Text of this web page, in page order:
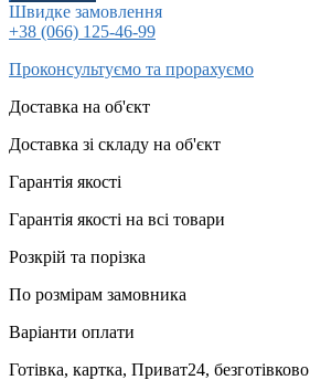
Швидке замовлення
+38 (066) 125-46-99
Проконсультуємо та прорахуємо
Доставка на об'єкт
Доставка зі складу на об'єкт
Гарантія якості
Гарантія якості на всі товари
Розкрій та порізка
По розмірам замовника
Варіанти оплати
Готівка, картка, Приват24, безготівково